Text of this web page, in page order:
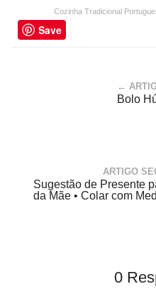
Cozinha Tradicional
Save
←
Bolo
ARTIGO
Sugestão de Presente
da Mãe • Colar com
0